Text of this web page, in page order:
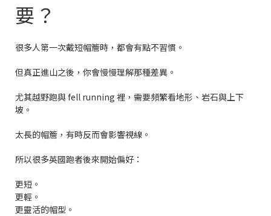
要？
很多人第一次戴短帽簷時，都會有點不習慣。
但真正進山之後，你會慢慢理解那種差異。
尤其越野跑與 fell running 裡，需要頻繁看地形、岩石與上下
坡。
太長的帽簷，有時反而會影響視線。
所以很多英國跑者後來開始偏好：
更短。
更輕。
更靈活的帽型。